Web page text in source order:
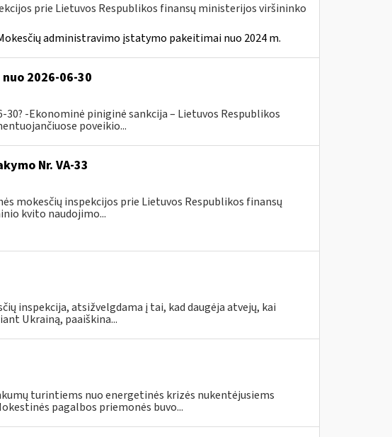
prie Lietuvos Respublikos finansų ministerijos viršininko
administravimo įstatymo pakeitimai nuo 2024 m.
2026-06-30
-Ekonominė piniginė sankcija – Lietuvos Respublikos
poveikio...
Nr. VA-33
mokesčių inspekcijos prie Lietuvos Respublikos finansų
kvito naudojimo...
inspekcija, atsižvelgdama į tai, kad daugėja atvejų, kai
Ukrainą, paaiškina...
turintiems nuo energetinės krizės nukentėjusiems
pagalbos priemonės buvo...